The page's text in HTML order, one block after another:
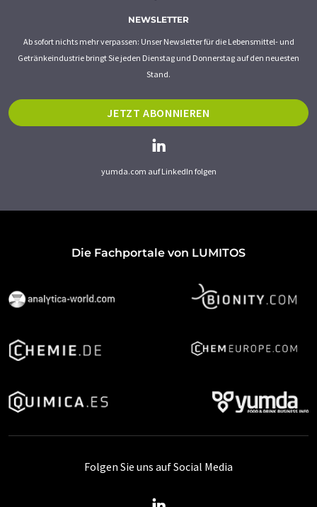
NEWSLETTER
Ab sofort nichts mehr verpassen: Unser Newsletter für die Lebensmittel- und
Getränkeindustrie bringt Sie jeden Dienstag und Donnerstag auf den neuesten
Stand.
JETZT ABONNIEREN
yumda.com auf LinkedIn folgen
Die Fachportale von LUMITOS
Folgen Sie uns auf Social Media